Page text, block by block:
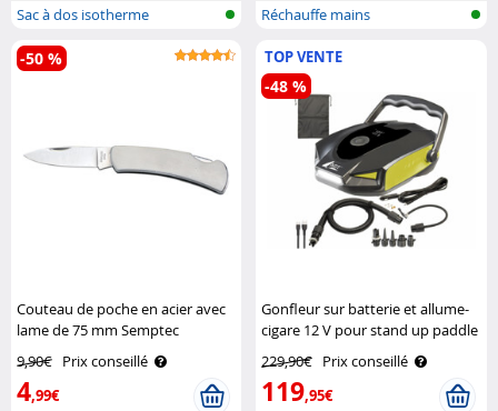
Sac à dos isotherme Réchauffe mains
Couteau de poche en acier avec
lame de 75 mm Semptec
9,90€ Prix conseillé
4,99€
-50 % TOP VENTE
Gonfleur sur batterie et allume-
cigare 12 V pour stand up paddle
229,90€ Prix conseillé
119,95€
-48 %